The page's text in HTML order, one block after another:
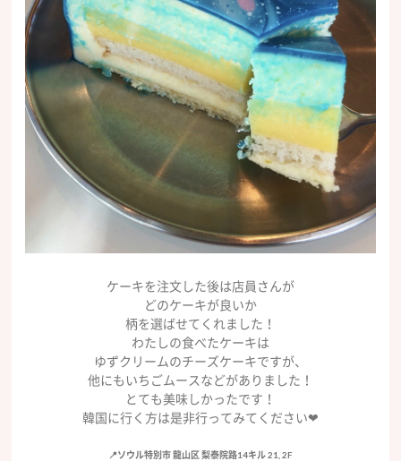
ケーキを注文した後は店員さんが
どのケーキが良いか
柄を選ばせてくれました！
わたしの食べたケーキは
ゆずクリームのチーズケーキですが、
他にもいちごムースなどがありました！
とても美味しかったです！
韓国に行く方は是非行ってみてください❤︎
📍ソウル特別市 龍山区 梨泰院路14キル 21, 2F